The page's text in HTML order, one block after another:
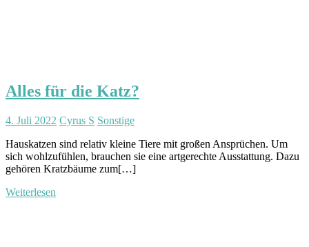
Alles für die Katz?
4. Juli 2022 Cyrus S Sonstige
Hauskatzen sind relativ kleine Tiere mit großen Ansprüchen. Um
sich wohlzufühlen, brauchen sie eine artgerechte Ausstattung. Dazu
gehören Kratzbäume zum[…]
Weiterlesen